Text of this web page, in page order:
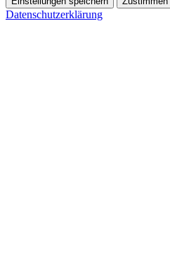
Datenschutzerklärung